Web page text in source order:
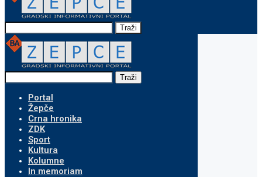
Traži
Traži
Portal
Žepče
Crna hronika
ZDK
Sport
Kultura
Kolumne
In memoriam